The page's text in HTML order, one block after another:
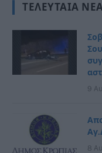
ΤΕΛΕΥΤΑΊΑ ΝΈΑ
9
8